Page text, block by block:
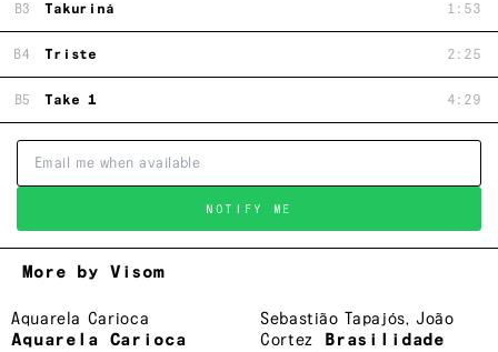
B3 Takuriná 1:53
B4 Triste 2:25
B5 Take 1 4:29
NOTIFY ME
More by Visom
Aquarela Carioca
Aquarela Carioca
Sebastião Tapajós, João
Cortez
Brasilidade